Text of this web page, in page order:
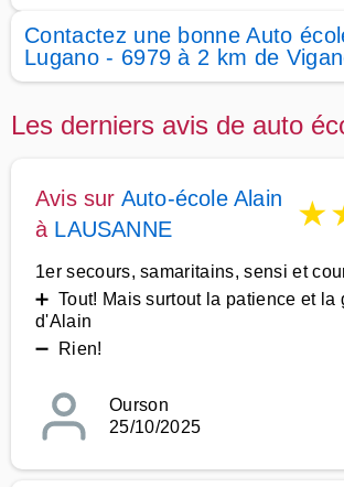
Contactez une bonne Auto
Lugano - 6979 à 2 km de
Les derniers avis de auto
Avis sur Auto-école Alain
à LAUSANNE ★
1er secours, samaritains, sensi et
➕ Tout! Mais surtout la patience et la
d'Alain
➖ Rien!
Ourson
25/10/2025